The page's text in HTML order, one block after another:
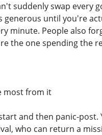
suddenly swap every
generous until you're
minute. People also
the one spending the
most from it
and then panic-
who can return a